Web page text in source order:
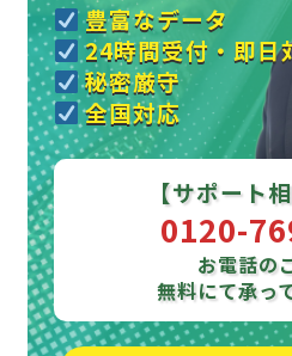
豊富なデータ
24時間受付・即日
秘密厳守
全国対応
【サポート
0120-
お電話の
無料にて承っ